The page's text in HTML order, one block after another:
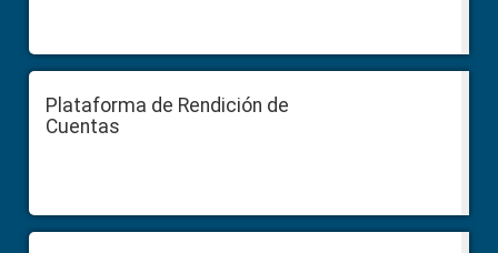
Plataforma de Rendición de
Cuentas